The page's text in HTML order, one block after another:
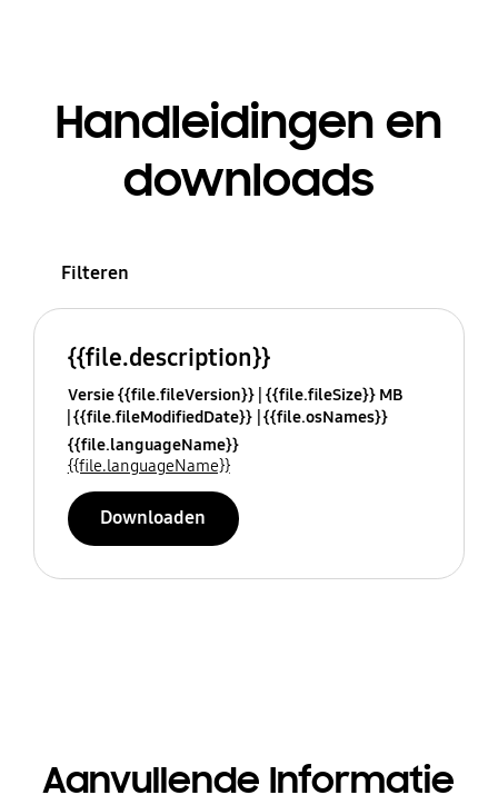
Handleidingen en
downloads
Filteren
{{file.description}}
Versie {{file.fileVersion}} {{file.fileSize}} MB
{{file.fileModifiedDate}} {{file.osNames}}
{{file.languageName}}
{{file.languageName}}
Downloaden
Aanvullende Informatie